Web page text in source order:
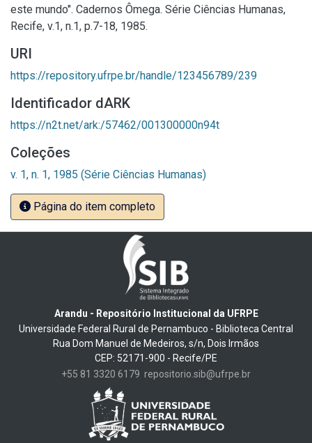
este mundo". Cadernos Ômega. Série Ciências Humanas,
Recife, v.1, n.1, p.7-18, 1985.
URI
https://repository.ufrpe.br/handle/123456789/239
Identificador dARK
https://n2t.net/ark:/57462/001300000n94t
Coleções
v. 1, n. 1, 1985 (Série Ciências Humanas)
Página do item completo
Arandu - Repositório Institucional da UFRPE
Universidade Federal Rural de Pernambuco - Biblioteca Central
Rua Dom Manuel de Medeiros, s/n, Dois Irmãos
CEP: 52171-900 - Recife/PE
+55 81 3320 6179 repositorio.sib@ufrpe.br